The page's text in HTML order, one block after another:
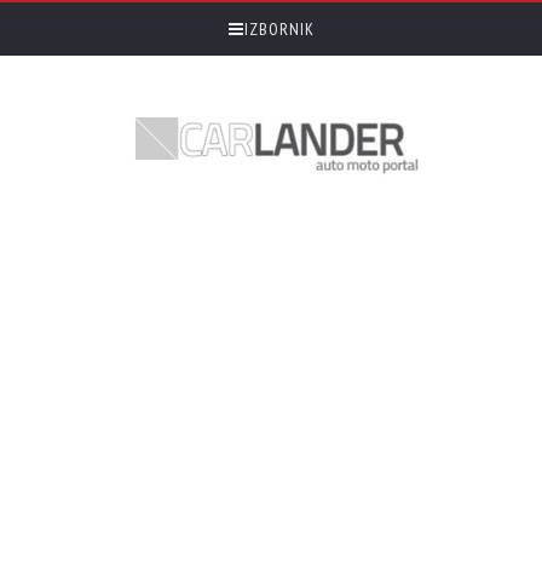
IZBORNIK